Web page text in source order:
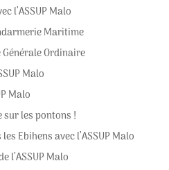
l’ASSUP Malo
Maritime
Ordinaire
Malo
Malo
sur les pontons !
Ebihens avec l’ASSUP Malo
l’ASSUP Malo